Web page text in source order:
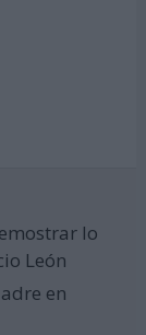
lo
León
en